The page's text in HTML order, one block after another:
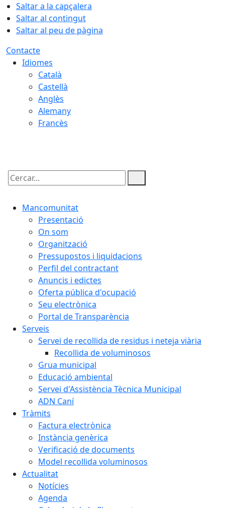
Saltar a la capçalera
Saltar al contingut
Saltar al peu de pàgina
Contacte
Idiomes
Català
Castellà
Anglès
Alemany
Francès
Cercar:
Mancomunitat
Presentació
On som
Organització
Pressupostos i liquidacions
Perfil del contractant
Anuncis i edictes
Oferta pública d'ocupació
Seu electrònica
Portal de Transparència
Serveis
Servei de recollida de residus i neteja viària
Recollida de voluminosos
Grua municipal
Educació ambiental
Servei d'Assistència Tècnica Municipal
ADN Caní
Tràmits
Factura electrònica
Instància genèrica
Verificació de documents
Model recollida voluminosos
Actualitat
Notícies
Agenda